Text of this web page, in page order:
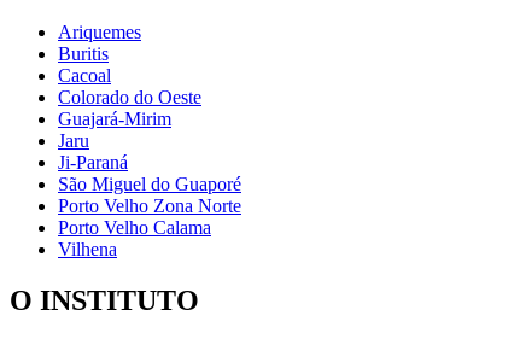
Ariquemes
Buritis
Cacoal
Colorado do Oeste
Guajará-Mirim
Jaru
Ji-Paraná
São Miguel do Guaporé
Porto Velho Zona Norte
Porto Velho Calama
Vilhena
O INSTITUTO